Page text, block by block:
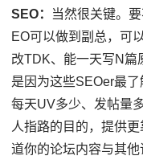
SEO： 当然很关键。
EO可以做到副总，可
改TDK、能一天写N篇
是因为这些SEOer最
每天UV多少、发帖量
人指路的目的，提供
道你的论坛内容与其